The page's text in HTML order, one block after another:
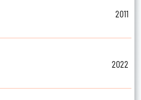
2011
2022